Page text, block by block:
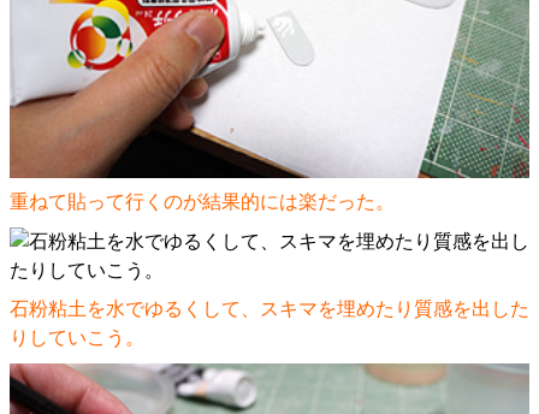
重ねて貼って行くのが結果的には楽だった。
石粉粘土を水でゆるくして、スキマを埋めたり質感を出した
りしていこう。